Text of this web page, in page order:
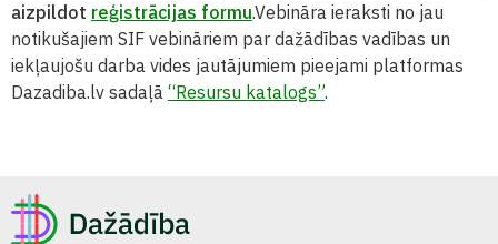
aizpildot reģistrācijas formu.Vebināra ieraksti no jau
notikušajiem SIF vebināriem par dažādības vadības un
iekļaujošu darba vides jautājumiem pieejami platformas
Dazadiba.lv sadaļā “Resursu katalogs”.